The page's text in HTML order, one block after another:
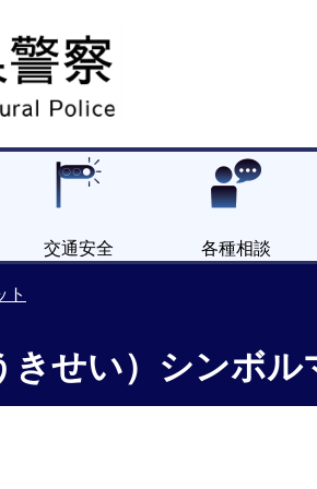
交通安全 各種相談
ト
せい）シンボル